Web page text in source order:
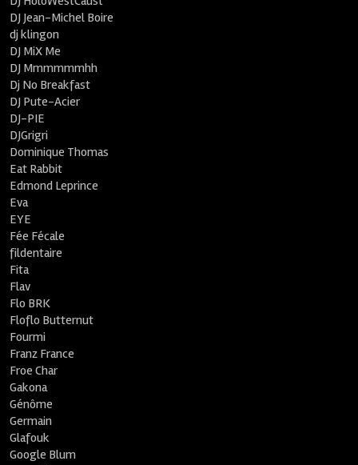
DJ Jean-Michel Boire
dj klingon
DJ MiX Me
DJ Mmmmmmhh
Dj No Breakfast
DJ Pute-Acier
DJ-PIE
DJGrigri
Dominique Thomas
Eat Rabbit
Edmond Leprince
Eva
EYE
Fée Fécale
fildentaire
Fita
Flav
Flo BRK
Floflo Butternut
Fourmi
Franz France
Froe Char
Gakona
Génôme
Germain
Glafouk
Google Blum